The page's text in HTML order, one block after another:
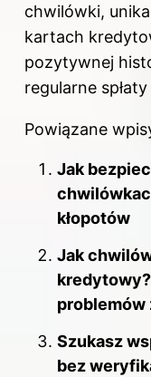
chwilówki,
kartach
pozytywnej
regularne
Powiązane
Jak
kłopotów
Jak
problemów
Szukasz
bez